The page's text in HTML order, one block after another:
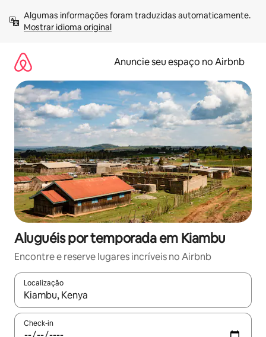
para
Mostrar idioma original
Anuncie seu espaço no Airbnb
Aluguéis por temporada em Kiambu
Encontre e reserve lugares incríveis no Airbnb
Localização
Quando os resultados estiverem disponíveis, explore-os
Check-in